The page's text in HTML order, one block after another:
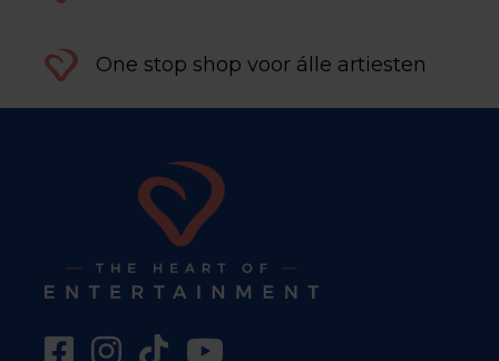
One stop shop voor álle artiesten